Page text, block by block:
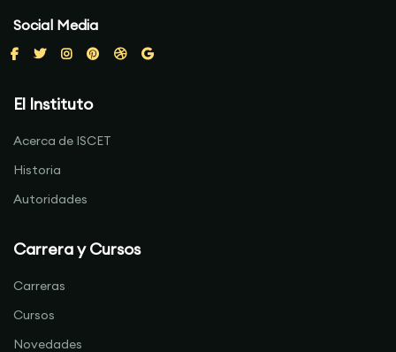
Social Media
El Instituto
Acerca de ISCET
Historia
Autoridades
Carrera y Cursos
Carreras
Cursos
Novedades